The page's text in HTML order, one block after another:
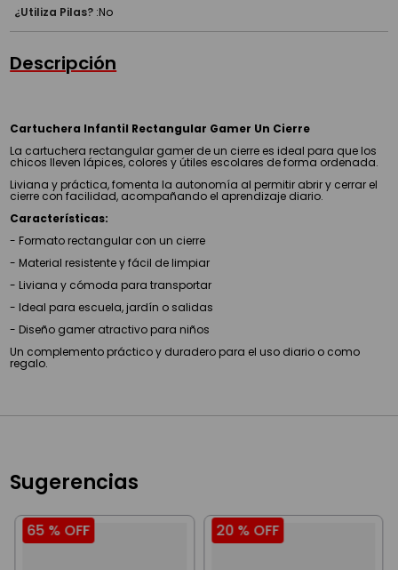
¿Utiliza Pilas? :No
Descripción
Cartuchera Infantil Rectangular Gamer Un Cierre
La cartuchera rectangular gamer de un cierre es ideal para que los
chicos lleven lápices, colores y útiles escolares de forma ordenada.
Liviana y práctica, fomenta la autonomía al permitir abrir y cerrar el
cierre con facilidad, acompañando el aprendizaje diario.
Características:
- Formato rectangular con un cierre
- Material resistente y fácil de limpiar
- Liviana y cómoda para transportar
- Ideal para escuela, jardín o salidas
- Diseño gamer atractivo para niños
Un complemento práctico y duradero para el uso diario o como
regalo.
Sugerencias
65 % OFF 20 % OFF